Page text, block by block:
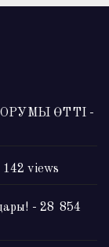
ӨТТІ -
views
- 28 854